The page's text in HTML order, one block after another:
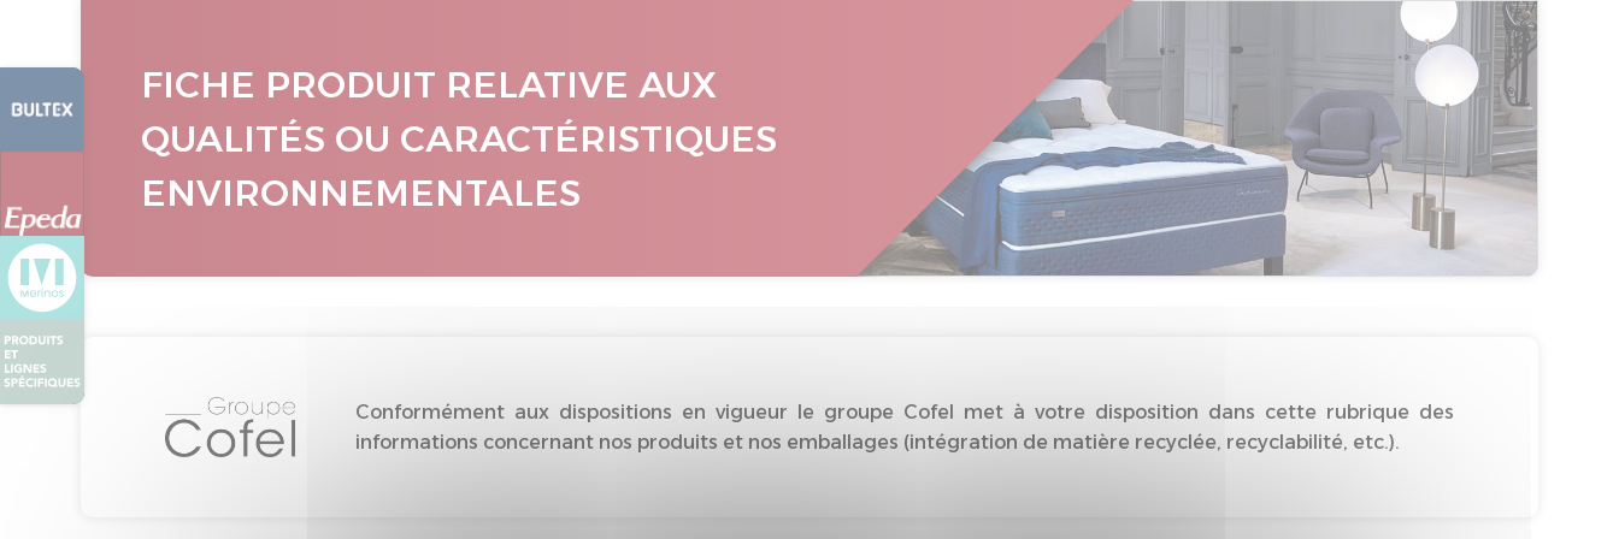
FICHE PRODUIT RELATIVE AUX
QUALITÉS OU CARACTÉRISTIQUES
ENVIRONNEMENTALES
Conformément aux dispositions en vigueur le groupe Cofel met à votre disposition dans cette rubrique des
informations concernant nos produits et nos emballages (intégration de matière recyclée, recyclabilité, etc.).